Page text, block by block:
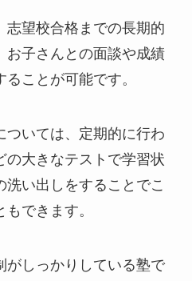
志望校合格までの長期的
お子さんとの面談や成績
ことが可能です。
ついては、定期的に行わ
の大きなテストで学習状
い出しをすることでこ
できます。
がしっかりしている塾で